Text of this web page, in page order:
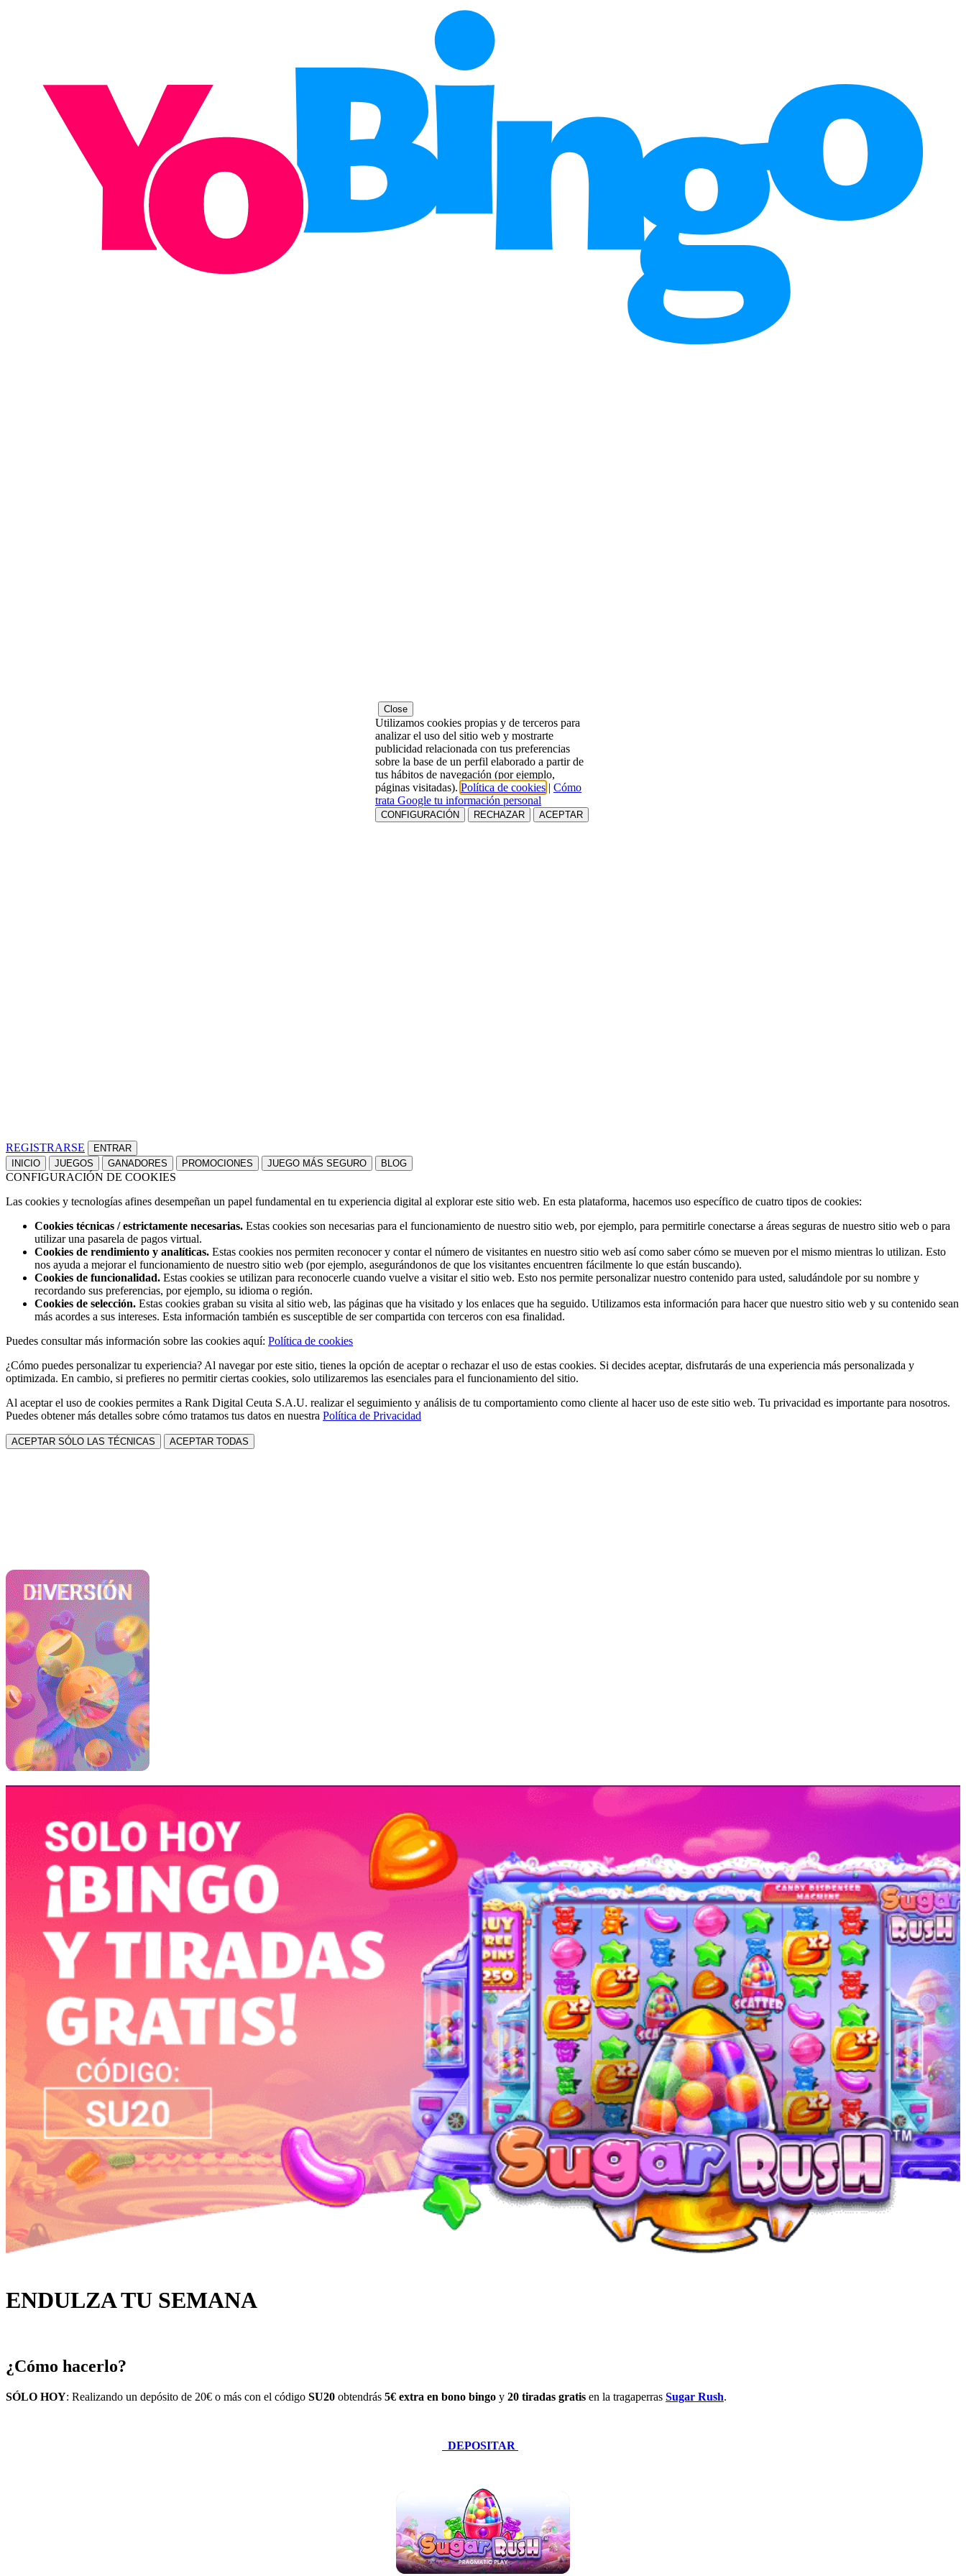
REGISTRARSE
INICIO JUEGOS GANADORES PROMOCIONES JUEGO MÁS SEGURO BLOG
CONFIGURACIÓN DE COOKIES
Las cookies y tecnologías afines desempeñan un papel fundamental en tu experiencia digital al explorar este sitio web. En esta plataforma, hacemos uso específico de cuatro tipos de cookies:
Cookies técnicas / estrictamente necesarias. Estas cookies son necesarias para el funcionamiento de nuestro sitio web, por ejemplo, para permitirle conectarse a áreas seguras de nuestro sitio web o para
utilizar una pasarela de pagos virtual.
Cookies de rendimiento y analíticas. Estas cookies nos permiten reconocer y contar el número de visitantes en nuestro sitio web así como saber cómo se mueven por el mismo mientras lo utilizan. Esto
nos ayuda a mejorar el funcionamiento de nuestro sitio web (por ejemplo, asegurándonos de que los visitantes encuentren fácilmente lo que están buscando).
Cookies de funcionalidad. Estas cookies se utilizan para reconocerle cuando vuelve a visitar el sitio web. Esto nos permite personalizar nuestro contenido para usted, saludándole por su nombre y
recordando sus preferencias, por ejemplo, su idioma o región.
Cookies de selección. Estas cookies graban su visita al sitio web, las páginas que ha visitado y los enlaces que ha seguido. Utilizamos esta información para hacer que nuestro sitio web y su contenido sean
más acordes a sus intereses. Esta información también es susceptible de ser compartida con terceros con esa finalidad.
Puedes consultar más información sobre las cookies aquí: Política de cookies
¿Cómo puedes personalizar tu experiencia? Al navegar por este sitio, tienes la opción de aceptar o rechazar el uso de estas cookies. Si decides aceptar, disfrutarás de una experiencia más personalizada y
optimizada. En cambio, si prefieres no permitir ciertas cookies, solo utilizaremos las esenciales para el funcionamiento del sitio.
Al aceptar el uso de cookies permites a Rank Digital Ceuta S.A.U. realizar el seguimiento y análisis de tu comportamiento como cliente al hacer uso de este sitio web. Tu privacidad es importante para nosotros.
Puedes obtener más detalles sobre cómo tratamos tus datos en nuestra Política de Privacidad
ACEPTAR SÓLO LAS TÉCNICAS ACEPTAR TODAS
Close
Utilizamos cookies propias y de terceros para
analizar el uso del sitio web y mostrarte
publicidad relacionada con tus preferencias
sobre la base de un perfil elaborado a partir de
tus hábitos de navegación (por ejemplo,
páginas visitadas). Política de cookies
Cómo
trata Google tu información personal
CONFIGURACIÓN RECHAZAR ACEPTAR
ENDULZA TU SEMANA
¿Cómo hacerlo?
SÓLO HOY: Realizando un depósito de 20€ o más con el código SU20 obtendrás 5€ extra en bono bingo y 20 tiradas gratis en la tragaperras Sugar Rush.
DEPOSITAR